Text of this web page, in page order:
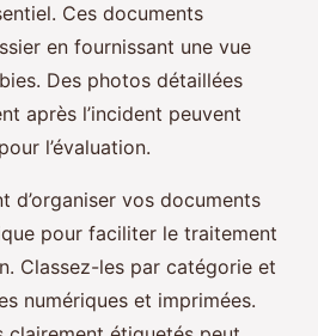
Ces documents
en fournissant une vue
Des photos détaillées
après l’incident peuvent
l’évaluation.
d’organiser vos documents
pour faciliter le traitement
Classez-les par catégorie et
numériques et imprimées.